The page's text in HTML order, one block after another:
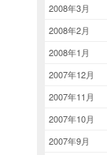
2008年3月
2008年2月
2008年1月
2007年12月
2007年11月
2007年10月
2007年9月